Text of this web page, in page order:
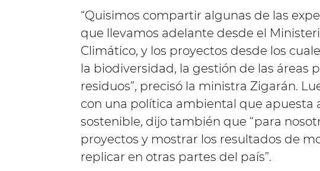
“Quisimos compartir algunas de las
que llevamos adelante desde el
Climático, y los proyectos desde los
la biodiversidad, la gestión de las áreas
residuos”, precisó la ministra Zigarán.
con una política ambiental que apuesta
sostenible, dijo también que “para
proyectos y mostrar los resultados de
replicar en otras partes del país”.